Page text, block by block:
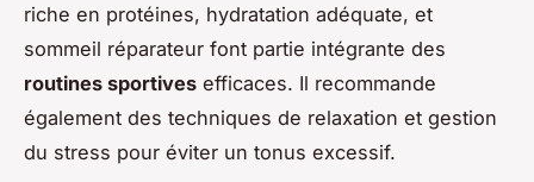
riche en protéines, hydratation adéquate, et
sommeil réparateur font partie intégrante des
routines sportives efficaces. Il recommande
également des techniques de relaxation et gestion
du stress pour éviter un tonus excessif.